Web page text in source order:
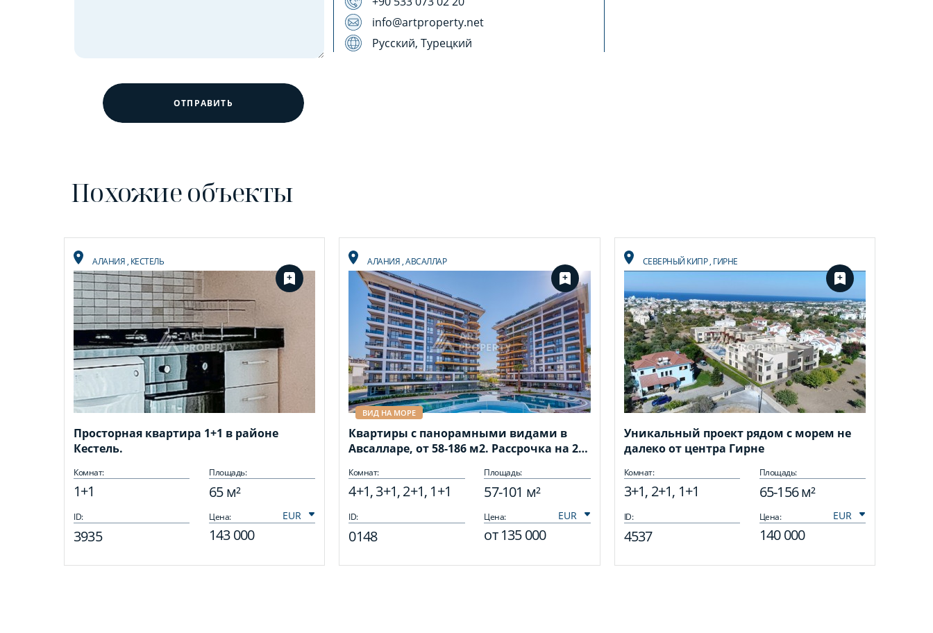
ОТПРАВИТЬ
info@artproperty.net
Русский, Турецкий
Похожие объекты
АЛАНИЯ, КЕСТЕЛЬ
Просторная квартира 1+1 в районе
Кестель.
Комнат:
1+1
Площадь:
65 м²
ID:
3935
Цена:
143 000
АЛАНИЯ,АВСАЛЛАР
ВИД НА МОРЕ
Квартиры с панорамными видами в
Авсалларе, от 58-186 м2. Рассрочка на 24
Комнат:
4+1, 3+1, 2+1, 1+1
Площадь:
57-101 м²
ID:
0148
Цена:
от135 000
СЕВЕРНЫЙ КИПР, ГИРНЕ
Уникальный проект рядом с морем не
далеко от центра Гирне
Комнат:
3+1, 2+1, 1+1
Площадь:
65-156 м²
ID:
4537
Цена:
140 000